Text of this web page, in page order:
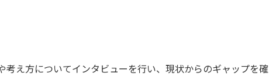
考え方についてインタビューを行い、現状からのギャップを確